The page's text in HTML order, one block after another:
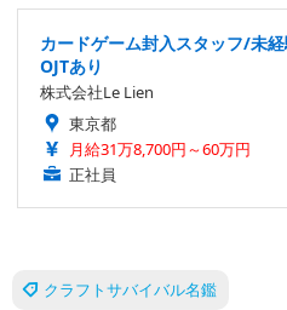
カードゲーム封入スタッフ/未
OJTあり
株式会社Le Lien
東京都
月給31万8,700円～60万円
正社員
クラフトサバイバル名鑑